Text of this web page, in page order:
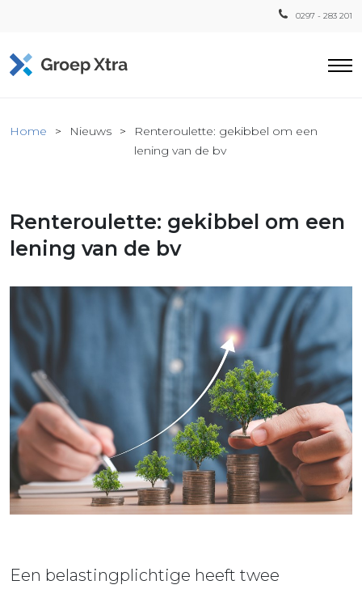
0297 - 283 201
Xtra
Home Nieuws
Renteroulette: gekibbel om een
lening van de bv
Renteroulette: gekibbel om een
lening van de bv
Een belastingplichtige heeft twee